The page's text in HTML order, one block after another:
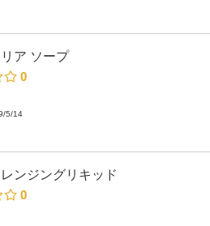
ア ソープ
0
5/14
ンジングリキッド
0